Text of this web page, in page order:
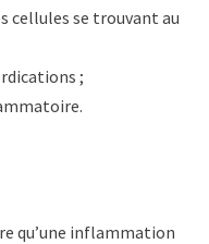
cellules se trouvant au
;
qu’une inflammation